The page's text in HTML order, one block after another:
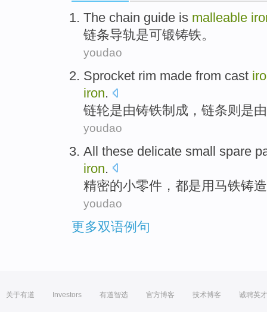
The chain guide is malleable
链条导轨是可锻铸铁。
youdao
Sprocket rim made from cast
iron.
链轮是由铸铁制成， 链条则是
youdao
All these delicate small spare
iron.
精密的小零件 ， 都是用 马铁铸
youdao
更多双语例句
关于有道 Investors 有道智选 官方博客 技术博客 诚聘英才